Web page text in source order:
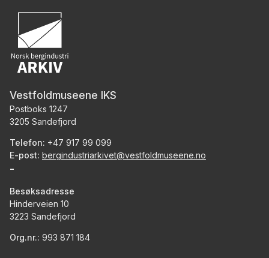
Vestfoldmuseene IKS
Postboks 1247
3205 Sandefjord
Telefon: +47 917 99 099
E-post: bergindustriarkivet@vestfoldmuseene.no
-
Besøksadresse
Hinderveien 10
3223 Sandefjord
Org.nr.: 993 871 184